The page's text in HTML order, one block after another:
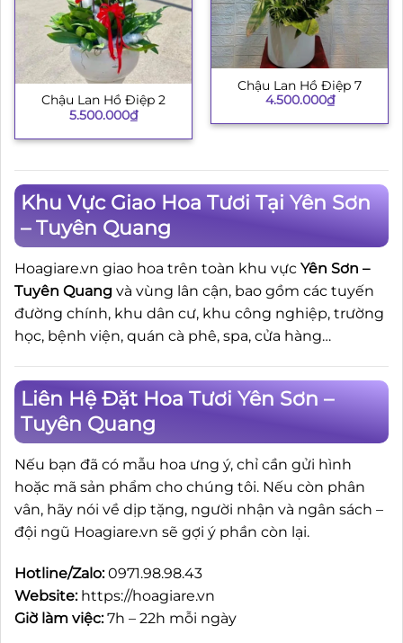
Chậu Lan Hồ Điệp 2
5.500.000₫
Chậu Lan Hồ Điệp 7
4.500.000₫
Khu Vực Giao Hoa Tươi Tại Yên Sơn
– Tuyên Quang
Hoagiare.vn giao hoa trên toàn khu vực Yên Sơn –
Tuyên Quang và vùng lân cận, bao gồm các tuyến
đường chính, khu dân cư, khu công nghiệp, trường
học, bệnh viện, quán cà phê, spa, cửa hàng…
Liên Hệ Đặt Hoa Tươi Yên Sơn –
Tuyên Quang
Nếu bạn đã có mẫu hoa ưng ý, chỉ cần gửi hình
hoặc mã sản phẩm cho chúng tôi. Nếu còn phân
vân, hãy nói về dịp tặng, người nhận và ngân sách –
đội ngũ Hoagiare.vn sẽ gợi ý phần còn lại.
Hotline/Zalo:0971.98.98.43
Website: https://hoagiare.vn
Giờ làm việc:7h – 22h mỗi ngày